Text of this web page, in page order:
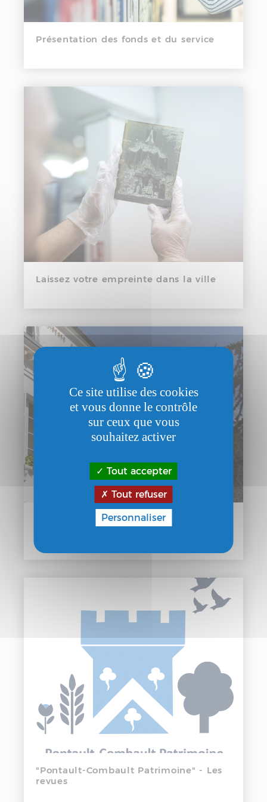
Présentation des fonds et du service
Laissez votre empreinte dans la ville
Recherches et valorisation du
"Pontault-Combault Patrimoine" - Les
revues
Ce site utilise des cookies
et vous donne le contrôle
sur ceux que vous
souhaitez activer
Tout accepter
Tout refuser
Personnaliser